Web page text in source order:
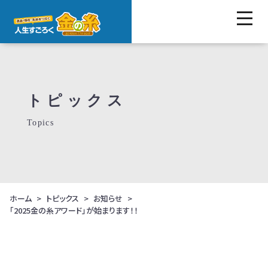
トピックス
Topics
ホーム トピックス
お知らせ
「2025金の糸アワード」が始まります！！